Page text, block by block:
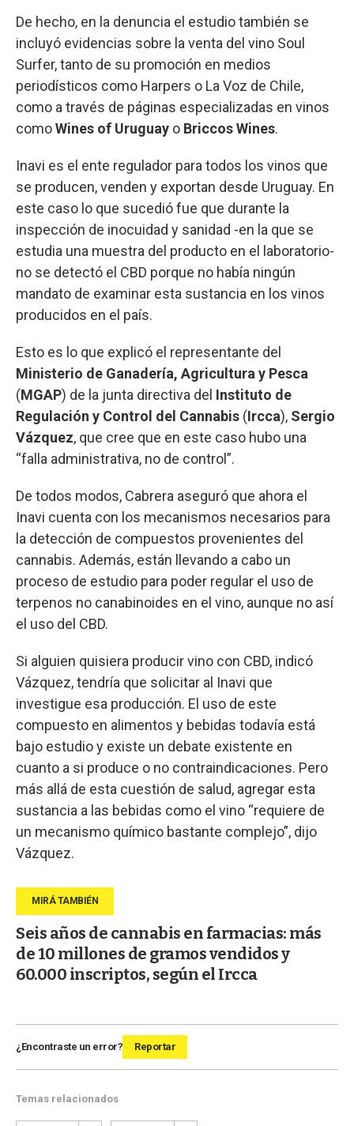
De hecho, en la denuncia el estudio también se
incluyó evidencias sobre la venta del vino Soul
Surfer, tanto de su promoción en medios
periodísticos como Harpers o La Voz de Chile,
como a través de páginas especializadas en vinos
comoWines of Uruguay o Briccos Wines.
Inavi es el ente regulador para todos los vinos que
se producen, venden y exportan desde Uruguay. En
este caso lo que sucedió fue que durante la
inspección de inocuidad y sanidad -en la que se
estudia una muestra del producto en el laboratorio-
no se detectó el CBD porque no había ningún
mandato de examinar esta sustancia en los vinos
producidos en el país.
Esto es lo que explicó el representante del
Ministerio de Ganadería, Agricultura y Pesca
(MGAP) de la junta directiva del Instituto de
Regulación y Control del Cannabis (Ircca), Sergio
Vázquez, que cree que en este caso hubo una
“falla administrativa, no de control”.
De todos modos, Cabrera aseguró que ahora el
Inavi cuenta con los mecanismos necesarios para
la detección de compuestos provenientes del
cannabis. Además, están llevando a cabo un
proceso de estudio para poder regular el uso de
terpenos no canabinoides en el vino, aunque no así
el uso del CBD.
Si alguien quisiera producir vino con CBD, indicó
Vázquez, tendría que solicitar al Inavi que
investigue esa producción. El uso de este
compuesto en alimentos y bebidas todavía está
bajo estudio y existe un debate existente en
cuanto a si produce o no contraindicaciones. Pero
más allá de esta cuestión de salud, agregar esta
sustancia a las bebidas como el vino “requiere de
un mecanismo químico bastante complejo”, dijo
Vázquez.
Seis años de cannabis en farmacias: más
de 10 millones de gramos vendidos y
60.000 inscriptos, según el Ircca
¿Encontraste un error? Reportar
Temas relacionados